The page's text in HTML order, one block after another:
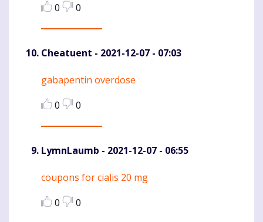
0
0
Cheatuent - 2021-12-07 - 07:03
Komentaras
gabapentin overdose
0
0
LymnLaumb - 2021-12-07 - 06:55
Komentaras
coupons for cialis 20 mg
0
0